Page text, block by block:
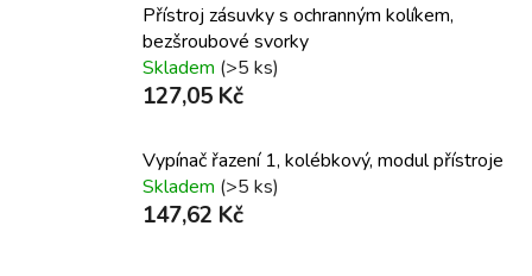
Přístroj zásuvky s ochranným kolíkem,
bezšroubové svorky
Skladem (>5 ks)
127,05 Kč
Vypínač řazení 1, kolébkový, modul přístroje
Skladem (>5 ks)
147,62 Kč